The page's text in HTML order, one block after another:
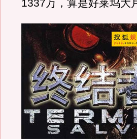
1337万，算是好莱坞大